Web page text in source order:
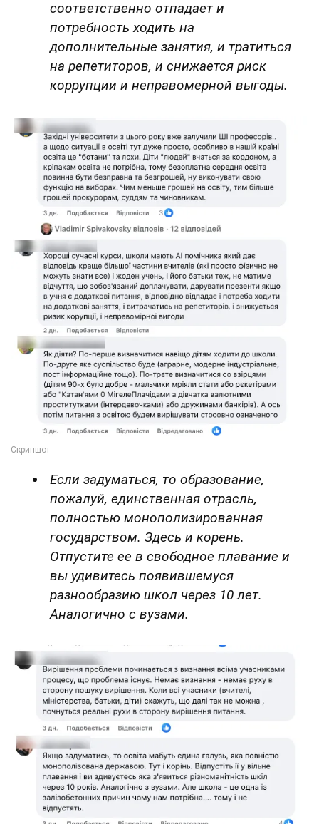
соответственно отпадает и
потребность ходить на
дополнительные занятия, и тратиться
на репетиторов, и снижается риск
коррупции и неправомерной выгоды.
Если задуматься, то образование,
пожалуй, единственная отрасль,
полностью монополизированная
государством. Здесь и корень.
Отпустите ее в свободное плавание и
вы удивитесь появившемуся
разнообразию школ через 10 лет.
Аналогично с вузами.